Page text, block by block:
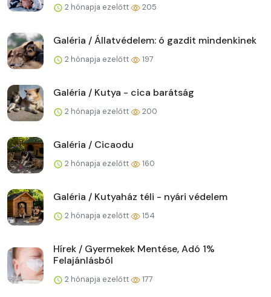
2 hónapja ezelőtt 205
Galéria / Állatvédelem: ó gazdit mindenkinek
2 hónapja ezelőtt 197
Galéria / Kutya - cica barátság
2 hónapja ezelőtt 200
Galéria / Cicaodu
2 hónapja ezelőtt 160
Galéria / Kutyaház téli - nyári védelem
2 hónapja ezelőtt 154
Hírek / Gyermekek Mentése, Adó 1%
Felajánlásból
2 hónapja ezelőtt 177